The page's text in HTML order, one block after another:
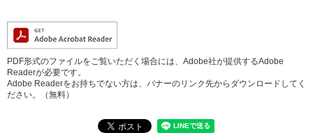
PDF形式のファイルをご覧いただく場合には、Adobe社が提供するAdobe
Readerが必要です。
Adobe Readerをお持ちでない方は、バナーのリンク先からダウンロードしてく
ださい。（無料）